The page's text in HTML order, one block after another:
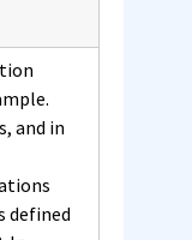
and in
defined